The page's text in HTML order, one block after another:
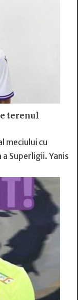
terenul
meciului cu
Superligii. Yanis